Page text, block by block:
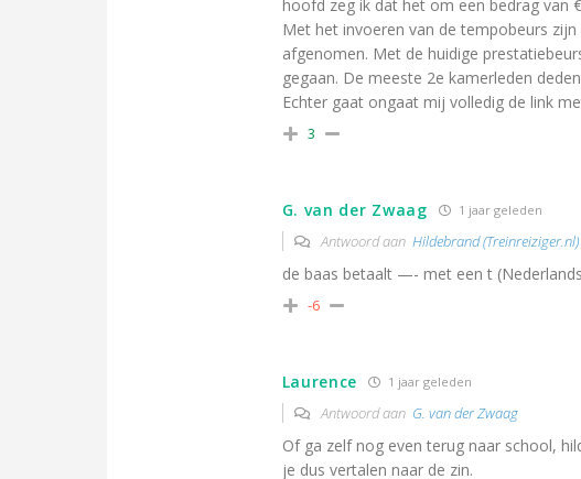
hoofd zeg ik dat het om een bedrag van
Met het invoeren van de tempobeurs
afgenomen. Met de huidige
gegaan. De meeste 2e kamerleden
Echter gaat ongaat mij volledig de link
3
G. van der Zwaag 1 jaar geleden
Antwoord aan Hildebrand (Treinreiziger.nl)
de baas betaalt —- met een t
-6
Laurence 1 jaar geleden
Antwoord aan G. van der Zwaag
Of ga zelf nog even terug naar school,
je dus vertalen naar de zin.